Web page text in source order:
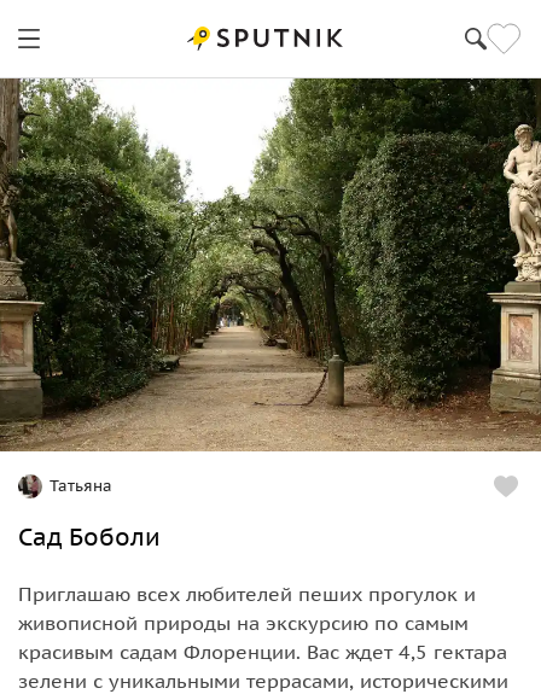
Татьяна
Сад Боболи
Приглашаю всех любителей пеших прогулок и
живописной природы на экскурсию по самым
красивым садам Флоренции. Вас ждет 4,5 гектара
зелени с уникальными террасами, историческими